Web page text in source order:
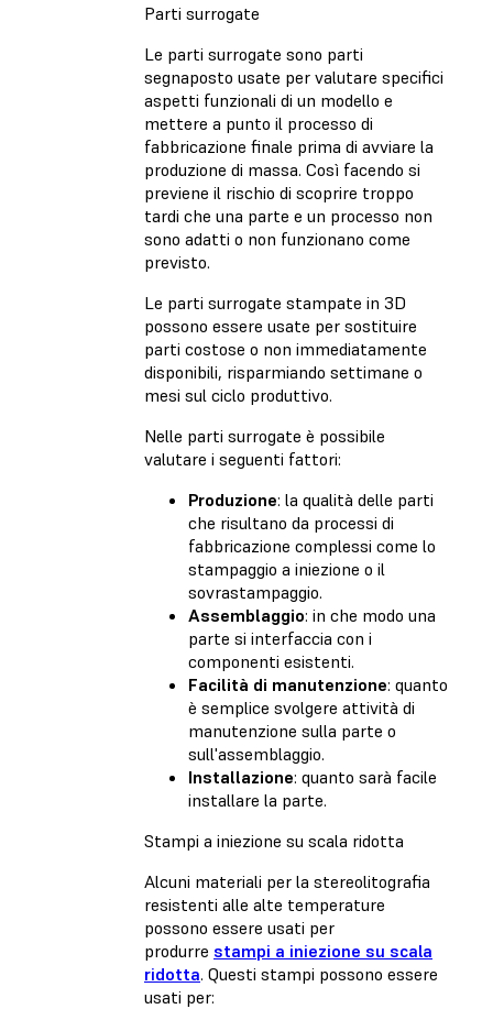
Parti surrogate
Le parti surrogate sono parti
segnaposto usate per valutare specifici
aspetti funzionali di un modello e
mettere a punto il processo di
fabbricazione finale prima di avviare la
produzione di massa. Così facendo si
previene il rischio di scoprire troppo
tardi che una parte e un processo non
sono adatti o non funzionano come
previsto.
Le parti surrogate stampate in 3D
possono essere usate per sostituire
parti costose o non immediatamente
disponibili, risparmiando settimane o
mesi sul ciclo produttivo.
Nelle parti surrogate è possibile
valutare i seguenti fattori:
Produzione: la qualità delle parti
che risultano da processi di
fabbricazione complessi come lo
stampaggio a iniezione o il
sovrastampaggio.
Assemblaggio: in che modo una
parte si interfaccia con i
componenti esistenti.
Facilità di manutenzione: quanto
è semplice svolgere attività di
manutenzione sulla parte o
sull'assemblaggio.
Installazione: quanto sarà facile
installare la parte.
Stampi a iniezione su scala ridotta
Alcuni materiali per la stereolitografia
resistenti alle alte temperature
possono essere usati per
produrre stampi a iniezione su scala
ridotta. Questi stampi possono essere
usati per: